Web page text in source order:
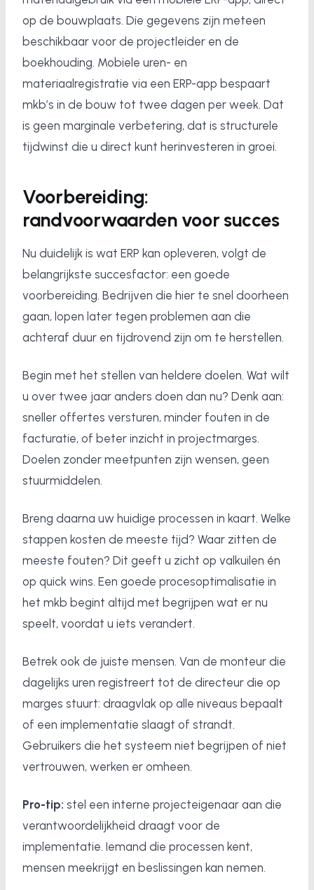
op de bouwplaats. Die gegevens zijn meteen
beschikbaar voor de projectleider en de
boekhouding. Mobiele uren- en
materiaalregistratie via een ERP-app bespaart
mkb’s in de bouw tot twee dagen per week. Dat
is geen marginale verbetering, dat is structurele
tijdwinst die u direct kunt herinvesteren in groei.
Voorbereiding:
randvoorwaarden voor succes
Nu duidelijk is wat ERP kan opleveren, volgt de
belangrijkste succesfactor: een goede
voorbereiding. Bedrijven die hier te snel doorheen
gaan, lopen later tegen problemen aan die
achteraf duur en tijdrovend zijn om te herstellen.
Begin met het stellen van heldere doelen. Wat wilt
u over twee jaar anders doen dan nu? Denk aan:
sneller offertes versturen, minder fouten in de
facturatie, of beter inzicht in projectmarges.
Doelen zonder meetpunten zijn wensen, geen
stuurmiddelen.
Breng daarna uw huidige processen in kaart. Welke
stappen kosten de meeste tijd? Waar zitten de
meeste fouten? Dit geeft u zicht op valkuilen én
op quick wins. Een goede procesoptimalisatie in
het mkb begint altijd met begrijpen wat er nu
speelt, voordat u iets verandert.
Betrek ook de juiste mensen. Van de monteur die
dagelijks uren registreert tot de directeur die op
marges stuurt: draagvlak op alle niveaus bepaalt
of een implementatie slaagt of strandt.
Gebruikers die het systeem niet begrijpen of niet
vertrouwen, werken er omheen.
Pro-tip: stel een interne projecteigenaar aan die
verantwoordelijkheid draagt voor de
implementatie. Iemand die processen kent,
mensen meekrijgt en beslissingen kan nemen.